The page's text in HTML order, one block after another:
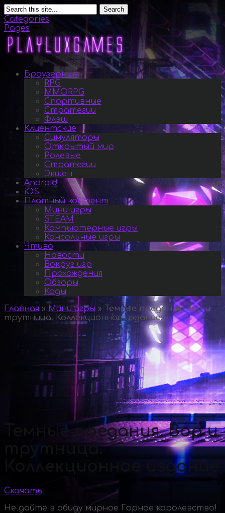
Search
Categories
Pages
Браузерные
RPG
MMORPG
Спортивные
Стратегии
Флэш
Клиентские
Симуляторы
Открытый мир
Ролевые
Стратегии
Экшен
Android
iOS
Платный контент
Мини игры
STEAM
Компьютерные игры
Консольные игры
Чтиво
Новости
Вокруг игр
Прохождения
Обзоры
Коды
Главная » Мини игры » Темные предания. Вор и
трутница. Коллекционное издание»
Темные предания. Вор и
трутница.
Коллекционное издание
Скачать
Не дайте в обиду мирное Горное королевство!